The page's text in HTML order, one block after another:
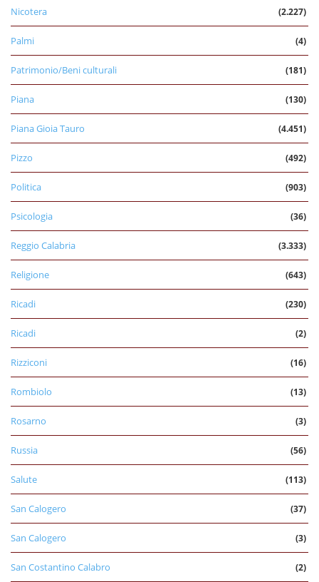
Nicotera (2.227)
Palmi (4)
Patrimonio/Beni culturali (181)
Piana (130)
Piana Gioia Tauro (4.451)
Pizzo (492)
Politica (903)
Psicologia (36)
Reggio Calabria (3.333)
Religione (643)
Ricadi (230)
Ricadi (2)
Rizziconi (16)
Rombiolo (13)
Rosarno (3)
Russia (56)
Salute (113)
San Calogero (37)
San Calogero (3)
San Costantino Calabro (2)